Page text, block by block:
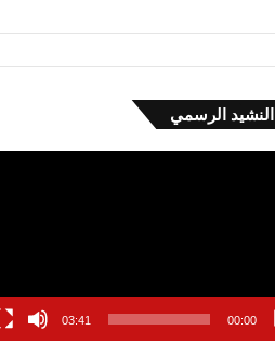
النشيد الرسمي
00:00
03:41